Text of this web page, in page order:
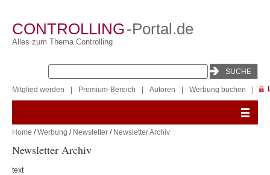
CONTROLLING-Portal.de
Alles zum Thema Controlling
Mitglied werden Premium-Bereich Autoren Werbung buchen
Home /Werbung / Newsletter / Newsletter Archiv
Newsletter Archiv
text